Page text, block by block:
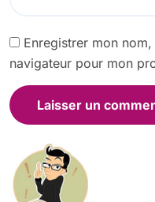
Enregistrer mon
navigateur pour mon